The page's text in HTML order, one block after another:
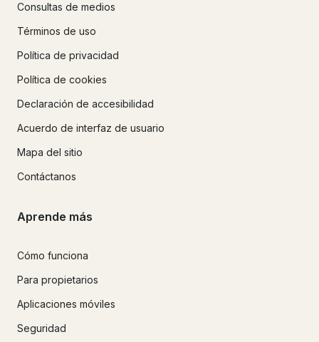
Consultas de medios
Términos de uso
Política de privacidad
Política de cookies
Declaración de accesibilidad
Acuerdo de interfaz de usuario
Mapa del sitio
Contáctanos
Aprende más
Cómo funciona
Para propietarios
Aplicaciones móviles
Seguridad